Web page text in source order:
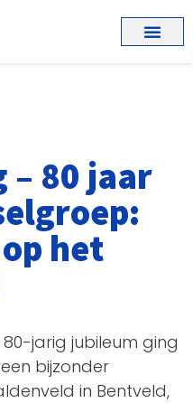
– 80 jaar
het
jarig jubileum ging
bijzonder
in Bentveld,